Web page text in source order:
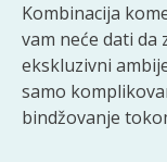
Kombinacija
vam neće dati da
ekskluzivni
samo
bindžovanje